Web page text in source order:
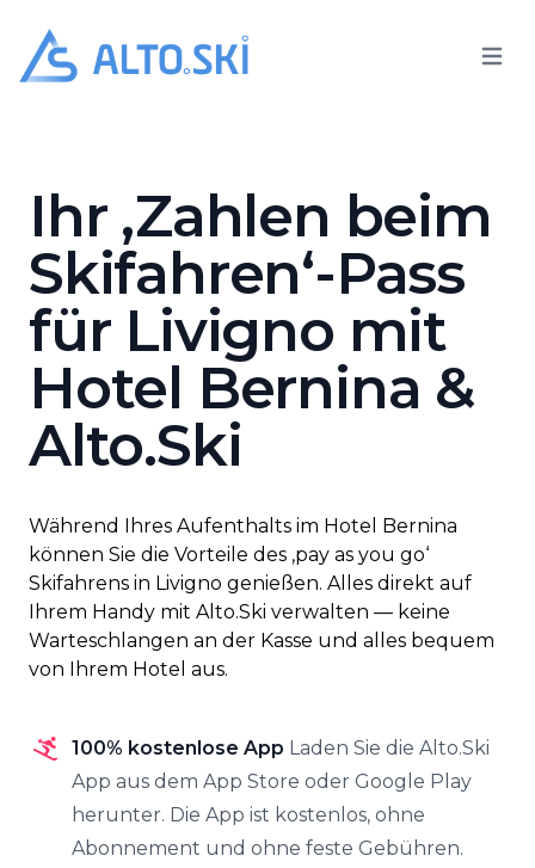
Alto.Ski Open
Ihr ‚Zahlen beim
Skifahren‘-Pass
für Livigno mit
Hotel Bernina &
Alto.Ski
Während Ihres Aufenthalts im Hotel Bernina
können Sie die Vorteile des ‚pay as you go‘
Skifahrens in Livigno genießen. Alles direkt auf
Ihrem Handy mit Alto.Ski verwalten — keine
Warteschlangen an der Kasse und alles bequem
von Ihrem Hotel aus.
100% kostenlose App Laden Sie die Alto.Ski
App aus dem App Store oder Google Play
herunter. Die App ist kostenlos, ohne
Abonnement und ohne feste Gebühren.